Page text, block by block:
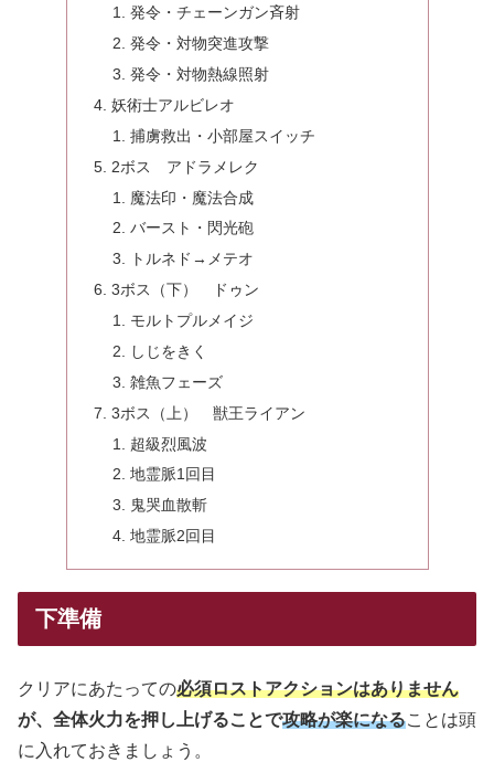
発令・チェーンガン斉射
発令・対物突進攻撃
発令・対物熱線照射
妖術士アルビレオ
捕虜救出・小部屋スイッチ
2ボス アドラメレク
魔法印・魔法合成
バースト・閃光砲
トルネド→メテオ
3ボス（下） ドゥン
モルトプルメイジ
しじをきく
雑魚フェーズ
3ボス（上） 獣王ライアン
超級烈風波
地霊脈1回目
鬼哭血散斬
地霊脈2回目
下準備
クリアにあたっての必須ロストアクションはありません
が、全体火力を押し上げることで攻略が楽になることは頭
に入れておきましょう。